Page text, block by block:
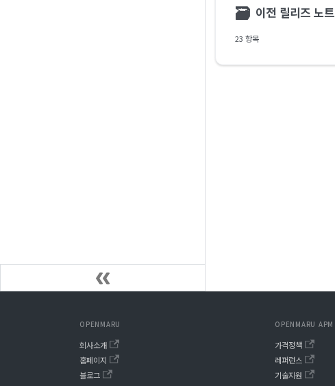
🗃 이전 릴리즈 노트
23 항목
OPENMARU
회사소개
홈페이지
블로그
OPENMARU APM
가격정책
레퍼런스
기술지원